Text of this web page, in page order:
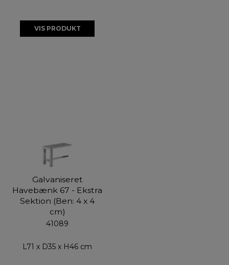
VIS PRODUKT
Galvaniseret
Havebænk 67 - Ekstra
Sektion (Ben: 4 x 4
cm)
41089
L71 x D35 x H46 cm